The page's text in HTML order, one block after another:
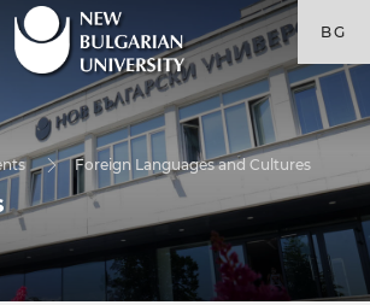
BG
Foreign Languages and Cultures